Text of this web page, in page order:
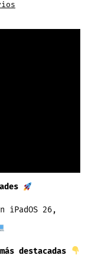
iPadOS
26,
destacadas